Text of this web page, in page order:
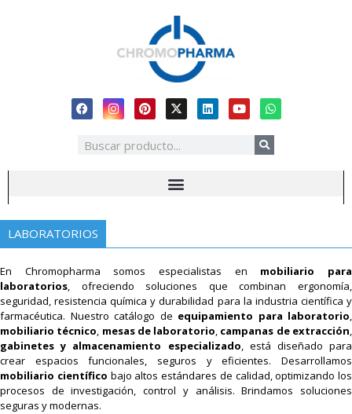
LABORATORIOS
En Chromopharma somos especialistas en mobiliario para
laboratorios, ofreciendo soluciones que combinan ergonomía,
seguridad, resistencia química y durabilidad para la industria científica y
farmacéutica. Nuestro catálogo de equipamiento para laboratorio,
mobiliario técnico, mesas de laboratorio, campanas de extracción,
gabinetes y almacenamiento especializado, está diseñado para
crear espacios funcionales, seguros y eficientes. Desarrollamos
mobiliario científico bajo altos estándares de calidad, optimizando los
procesos de investigación, control y análisis. Brindamos soluciones
seguras y modernas.